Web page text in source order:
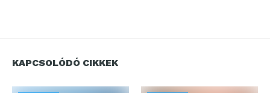
KAPCSOLÓDÓ CIKKEK